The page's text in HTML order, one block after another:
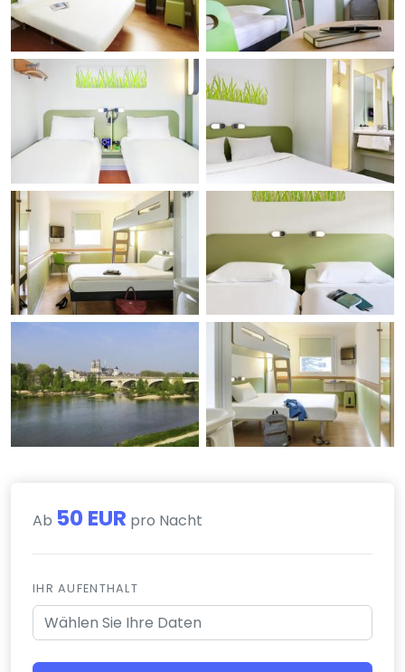
Ab 50 EUR pro Nacht
IHR AUFENTHALT